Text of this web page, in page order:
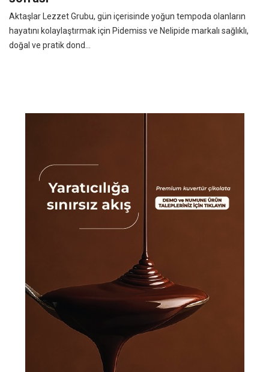
Aktaşlar Lezzet Grubu, gün içerisinde yoğun tempoda olanların
hayatını kolaylaştırmak için Pidemiss ve Nelipide markalı sağlıklı,
doğal ve pratik dond...